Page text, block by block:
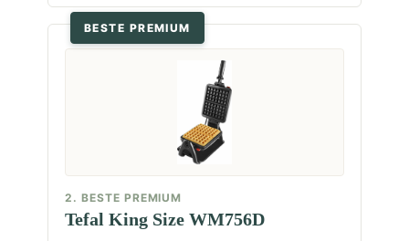
BESTE PREMIUM
2. BESTE PREMIUM
Tefal King Size WM756D